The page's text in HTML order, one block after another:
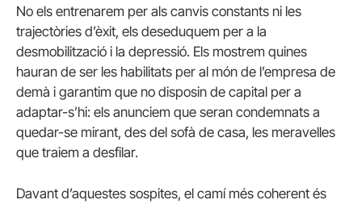
No els entrenarem per als canvis constants ni les
trajectòries d’èxit, els deseduquem per a la
desmobilització i la depressió. Els mostrem quines
hauran de ser les habilitats per al món de l’empresa de
demà i garantim que no disposin de capital per a
adaptar-s’hi: els anunciem que seran condemnats a
quedar-se mirant, des del sofà de casa, les meravelles
que traiem a desfilar.
Davant d’aquestes sospites, el camí més coherent és